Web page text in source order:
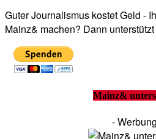
Guter Journalismus kostet Geld -
Mainz& machen? Dann
Mainz&
-